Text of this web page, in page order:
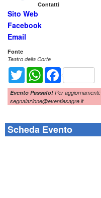
Contatti
Sito Web
Facebook
Email
Fonte
Teatro della Corte
Twitter WhatsAppFacebook
Evento Passato! Per aggiornamenti:
segnalazione@eventiesagre.it
Scheda Evento